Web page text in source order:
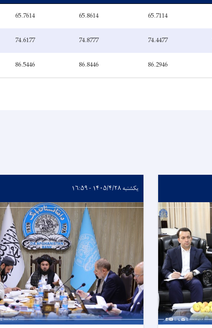
65.7114
65.8614
65.7614
74.4477
74.8777
74.6177
86.2946
86.8446
86.5446
یکشنبه ۱۴۰۵/۴/۲۸ - ۱۶:۵۹